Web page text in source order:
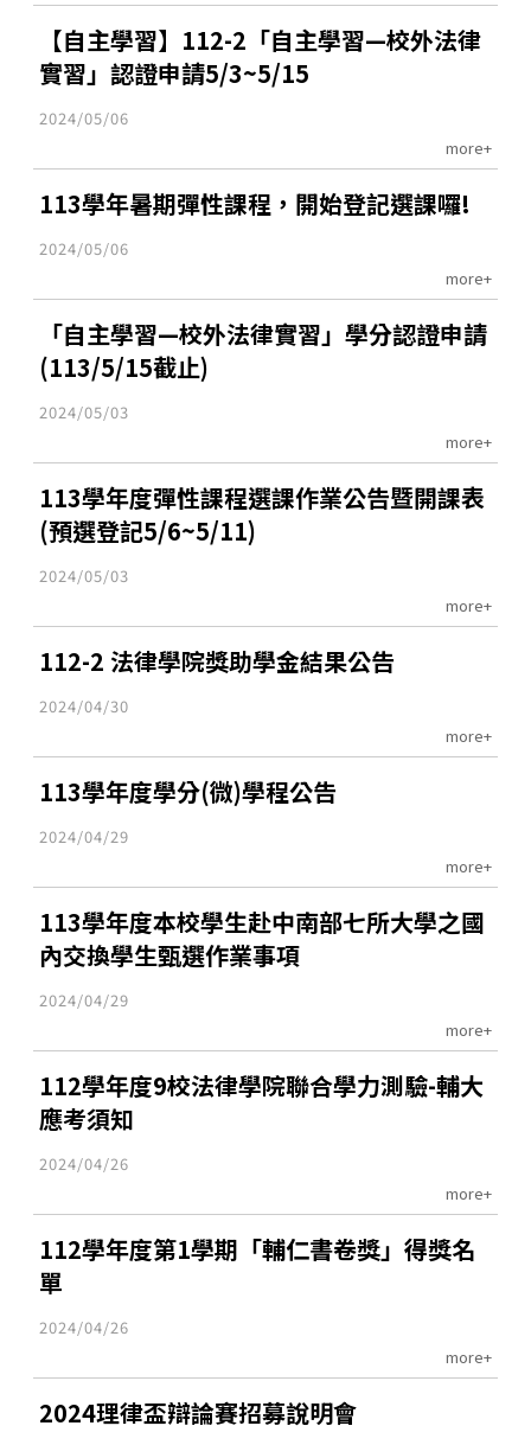
【自主學習】112-2「自主學習—校外法律
實習」認證申請5/3~5/15
2024/05/06
more+
113學年暑期彈性課程，開始登記選課囉!
2024/05/06
more+
「自主學習—校外法律實習」學分認證申請
(113/5/15截止)
2024/05/03
more+
113學年度彈性課程選課作業公告暨開課表
(預選登記5/6~5/11)
2024/05/03
more+
112-2 法律學院獎助學金結果公告
2024/04/30
more+
113學年度學分(微)學程公告
2024/04/29
more+
113學年度本校學生赴中南部七所大學之國
內交換學生甄選作業事項
2024/04/29
more+
112學年度9校法律學院聯合學力測驗-輔大
應考須知
2024/04/26
more+
112學年度第1學期「輔仁書卷獎」得獎名
單
2024/04/26
more+
2024理律盃辯論賽招募說明會